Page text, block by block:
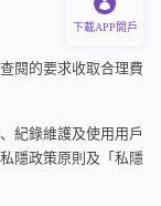
閱的要求收取合理費
紀錄維護及使用用戶
隱政策原則及「私隱
下載APP開戶